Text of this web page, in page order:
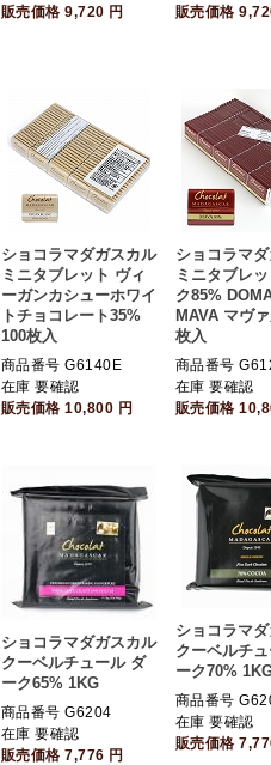
販売価格9,720 円
販売価格
ショコラマダガスカル
ミニタブレット ヴィ
ーガンカシューホワイ
トチョコレート35%
100枚入
商品番号 G6140E
在庫 要確認
販売価格10,800 円
ショコラマ
ミニタブレ
ク85%
MAVA マヴ
枚入
商品番号
在庫 要確認
販売価格
ショコラマダガスカル
クーベルチュール ダ
ーク65% 1KG
商品番号 G6204
在庫 要確認
販売価格7,776 円
ショコラマ
クーベルチ
ーク70%
商品番号
在庫 要確認
販売価格